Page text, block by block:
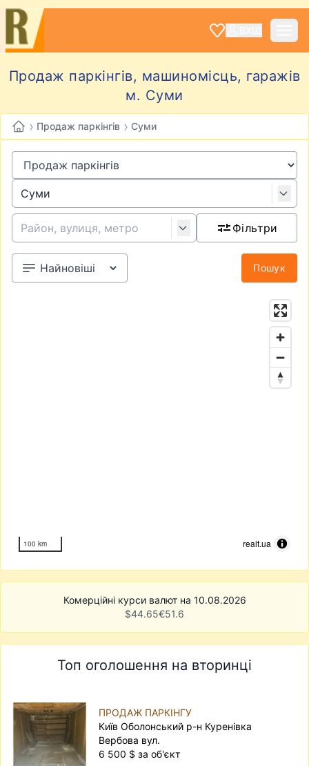
Продаж паркінгів, машиномісць, гаражів
м. Суми
› Продаж паркінгів › Суми
Фільтри
Пошук
100 km realt.ua
Комерційні курси валют на 10.08.2026
$44.65€51.6
Топ оголошення на вторинці
ПРОДАЖ ПАРКІНГУ
Київ Оболонський р-н Куренівка
Вербова вул.
6 500 $ за об'єкт